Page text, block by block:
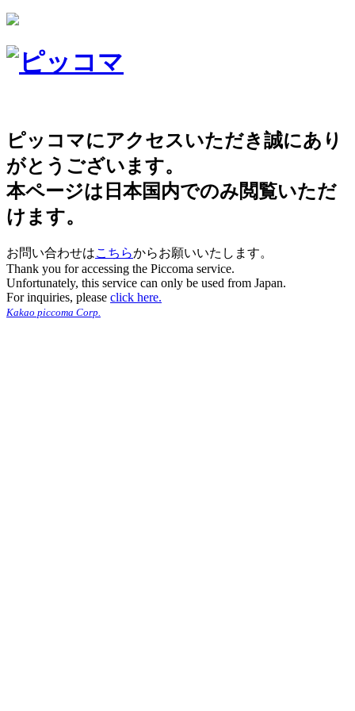
ピッコマにアクセスいただき誠にあり
がとうございます。
本ページは日本国内でのみ閲覧いただ
けます。
お問い合わせはこちらからお願いいたします。
Thank you for accessing the Piccoma service.
Unfortunately, this service can only be used from Japan.
For inquiries, please click here.
Kakao piccoma Corp.